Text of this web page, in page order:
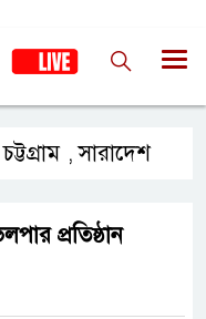
চট্টগ্রাম ,সারাদেশ
প্রতিষ্ঠান